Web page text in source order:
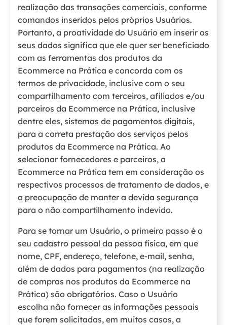
realização das transações comerciais, conforme
comandos inseridos pelos próprios Usuários.
Portanto, a proatividade do Usuário em inserir os
seus dados significa que ele quer ser beneficiado
com as ferramentas dos produtos da
Ecommerce na Prática e concorda com os
termos de privacidade, inclusive com o seu
compartilhamento com terceiros, afiliados e/ou
parceiros da Ecommerce na Prática, inclusive
dentre eles, sistemas de pagamentos digitais,
para a correta prestação dos serviços pelos
produtos da Ecommerce na Prática. Ao
selecionar fornecedores e parceiros, a
Ecommerce na Prática tem em consideração os
respectivos processos de tratamento de dados, e
a preocupação de manter a devida segurança
para o não compartilhamento indevido.
Para se tornar um Usuário, o primeiro passo é o
seu cadastro pessoal da pessoa física, em que
nome, CPF, endereço, telefone, e-mail, senha,
além de dados para pagamentos (na realização
de compras nos produtos da Ecommerce na
Prática) são obrigatórios. Caso o Usuário
escolha não fornecer as informações pessoais
que forem solicitadas, em muitos casos, a